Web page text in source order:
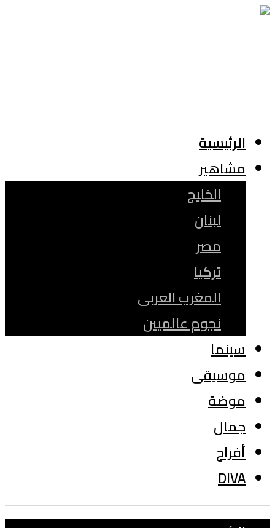
الرئيسية
مشاهير
الخليج
لبنان
مصر
تركيا
المغرب العربى
نجوم عالميين
سينما
موسيقى
موضة
جمال
أفراح
DIVA